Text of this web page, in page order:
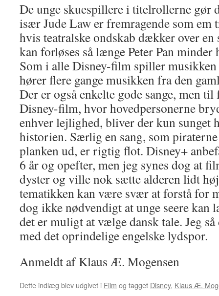
De unge skuespillere i titelrollerne gør
især Jude Law er fremragende som
hvis teatralske ondskab dækker over
kan forløses så længe Peter Pan
Som i alle Disney-film spiller
hører flere gange musikken fra den
Der er også enkelte gode sange, men
Disney-film, hvor hovedpersonerne
enhver lejlighed, bliver der kun sunget
historien. Særlig en sang, som
planken ud, er rigtig flot. Disney+
6 år og opefter, men jeg synes dog at
dyster og ville nok sætte alderen lidt
tematikken kan være svær at forstå for
dog ikke nødvendigt at unge seere kan
det er muligt at vælge dansk tale. Jeg
med det oprindelige engelske lydspor.
Anmeldt af Klaus Æ. Mogensen
Dette indlæg blev udgivet i Film og tagget Disney, Klaus Æ.